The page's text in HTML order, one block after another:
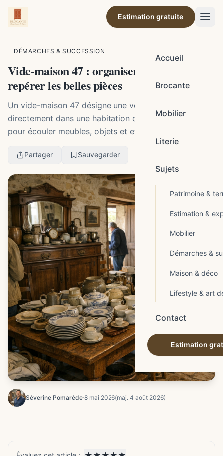
Estimation gratuite
Accueil
Brocante
Mobilier
Literie
Sujets
Patrimoine &
Estimation &
Mobilier
Démarches &
Maison & déco
Lifestyle & art
Contact
Estimation
DÉMARCHES & SUCCESSION
Vide-maison 47 : organiser, chiner et
repérer les belles pièces
Un vide-maison 47 désigne une vente organisée
directement dans une habitation du Lot-et-Garonne
pour écouler meubles, objets et effets après une
succession, un déménagement ou un grand tri. Avant
de v...Partager Sauvegarder
Séverine Pomarède·8 mai 2026(maj. 4 août 2026)